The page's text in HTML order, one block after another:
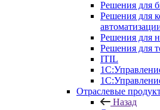
Решения для
Решения для
Решения для
Решения для
ITIL
Отраслевые
Назад